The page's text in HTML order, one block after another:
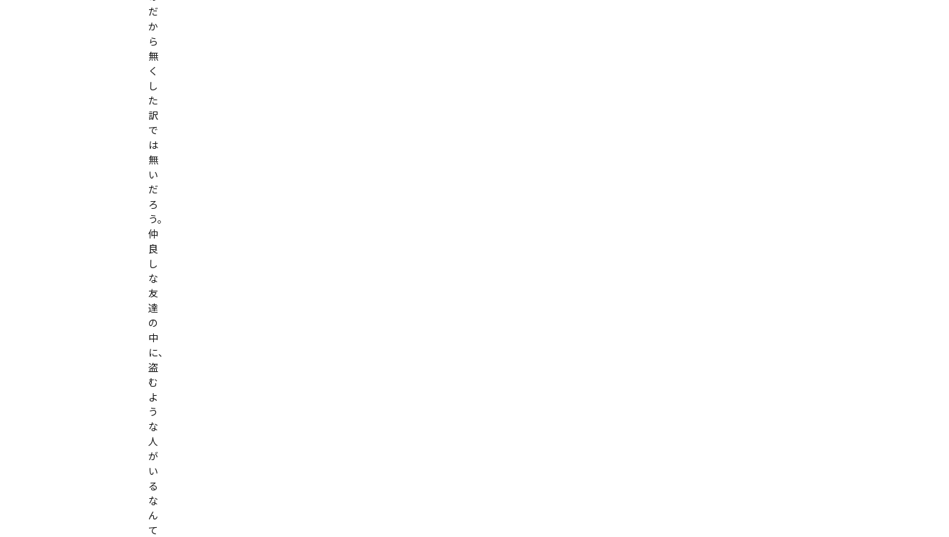
だ
か
ら
無
く
し
た
訳
で
は
無
い
だ
ろ
う。
仲
良
し
な
友
達
の
中
に、
盗
む
よ
う
な
人
が
い
る
な
ん
て